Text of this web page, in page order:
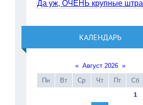
Да уж, ОЧЕНЬ крупные штра
КАЛЕНДАРЬ
« Август 2026 »
Пн
Вт Ср Чт Пт Сб
1